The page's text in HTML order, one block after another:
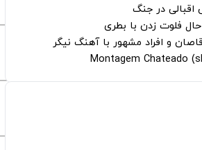
اقبالی در جنگ
حال فلوت زدن با بطری
و افراد مشهور با آهنگ نیگر